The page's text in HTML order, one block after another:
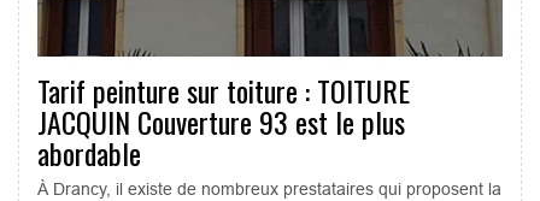
Tarif peinture sur toiture : TOITURE
JACQUIN Couverture 93 est le plus
abordable
À Drancy, il existe de nombreux prestataires qui proposent la